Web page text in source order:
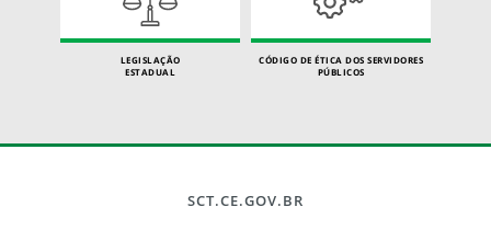
LEGISLAÇÃO
ESTADUAL
CÓDIGO DE ÉTICA DOS SERVIDORES
PÚBLICOS
SCT.CE.GOV.BR